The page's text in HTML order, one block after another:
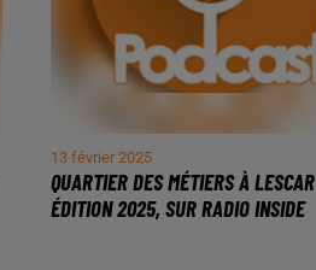
13 février 2025
QUARTIER DES MÉTIERS À LESCAR
ÉDITION 2025, SUR RADIO INSIDE